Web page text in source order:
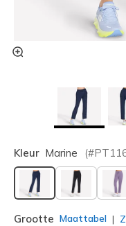
Kleur Marine (#
geselecteerd
Grootte Maattabel